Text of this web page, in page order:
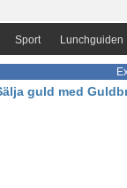
Sport Lunchguiden
guld med